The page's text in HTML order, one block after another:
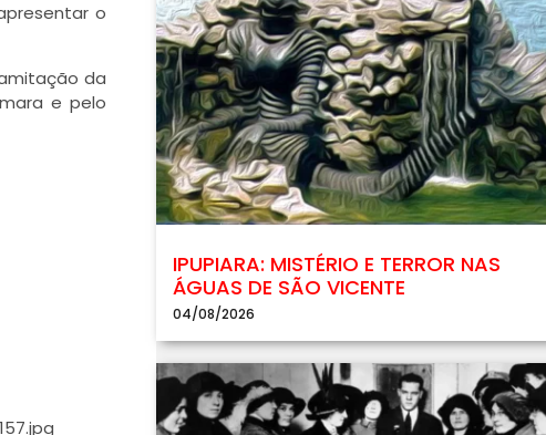
o
da
e pelo
IPUPIARA: MISTÉRIO E TERROR NAS
ÁGUAS DE SÃO VICENTE
04/08/2026